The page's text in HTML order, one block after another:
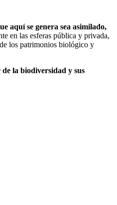
aquí se genera sea asimilado,
en las esferas pública y privada,
los patrimonios biológico y
la biodiversidad y sus